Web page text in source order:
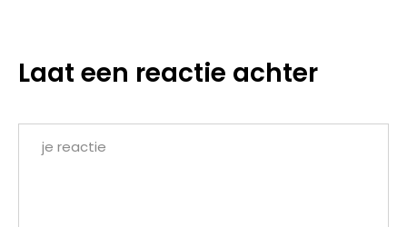
Laat een reactie achter